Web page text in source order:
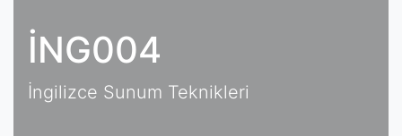
İNG004
İngilizce Sunum Teknikleri